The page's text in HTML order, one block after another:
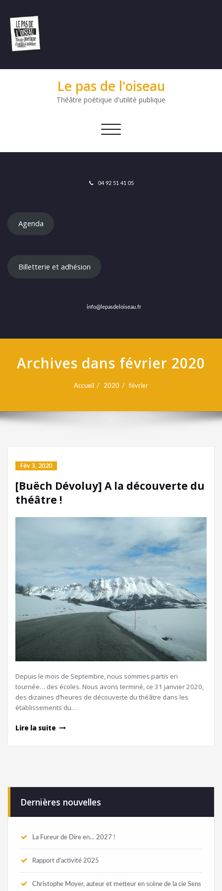
Le pas de l'oiseau
Théâtre poétique d'utilité publique
Afficher/masquer
navigation
04 92 51 41 05
Agenda
Billetterie et adhésion
info@lepasdeloiseau.fr
Archives dans février 2020
Accueil 2020 février
Fév 3, 2020
[Buëch Dévoluy] A la découverte du
théâtre !
Depuis le mois de Septembre, nous sommes partis en
tournée… des écoles. Nous avons terminé, ce 31 janvier 2020,
des dizaines d’heures de découverte du théâtre dans les
établissements du…
Lire la suite
Dernières nouvelles
La Fureur de Dire en… 2027 !
Rapport d’activité 2025
Christophe Moyer, auteur et metteur en scène de la cie Sens